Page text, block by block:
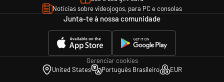
Notícias sobre videojogos, para PC e consolas
Junta-te à nossa comunidade
Gerenciar cookies
United States
Português Brasileiro EUR